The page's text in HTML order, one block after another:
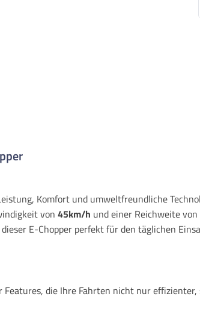
Komfort und umweltfreundliche
von 45km/h und einer Reichweite von
E-Chopper perfekt für den täglichen
die Ihre Fahrten nicht nur effizienter,